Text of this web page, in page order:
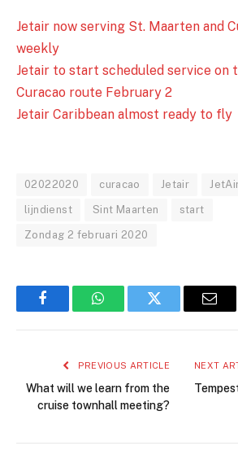
Jetair now serving St. Maarten and
weekly
Jetair to start scheduled service on
Curacao route February 2
Jetair Caribbean almost ready to fly
02022020 curacao Jetair
lijndienst Sint Maarten start
Zondag 2 februari 2020
FacebookWhatsAppTwitter
PREVIOUS ARTICLE
What will we learn from the
cruise townhall meeting?
NEXT